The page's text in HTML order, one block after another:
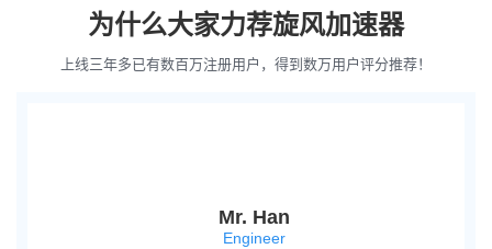
为什么大家力荐旋风加速器
上线三年多已有数百万注册用户，得到数万用户评分推荐！
Mr. Han
Engineer